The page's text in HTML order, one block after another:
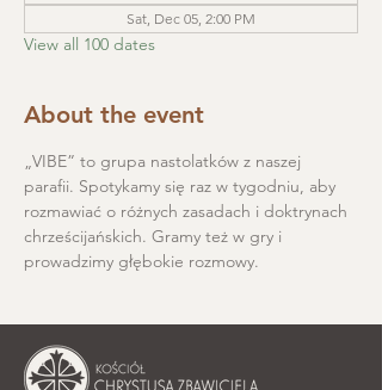
Sat, Dec 05, 2:00 PM
View all 100 dates
About the event
„VIBE” to grupa nastolatków z naszej
parafii. Spotykamy się raz w tygodniu, aby
rozmawiać o różnych zasadach i doktrynach
chrześcijańskich. Gramy też w gry i
prowadzimy głębokie rozmowy.